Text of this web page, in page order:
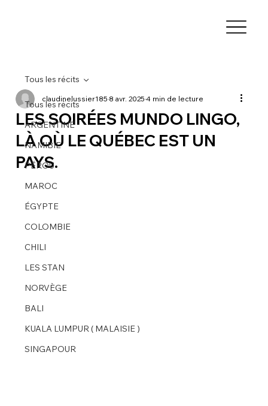
Tous les récits
ARGENTINE
NAMIBIE
PÉROU
MAROC
ÉGYPTE
COLOMBIE
CHILI
LES STAN
NORVÈGE
BALI
KUALA LUMPUR ( MALAISIE )
SINGAPOUR
Tous les récits
LES SOIRÉES MUNDO LINGO,
LÀ OÙ LE QUÉBEC EST UN
PAYS.
claudinelussier1858 avr. 20254 min de lecture